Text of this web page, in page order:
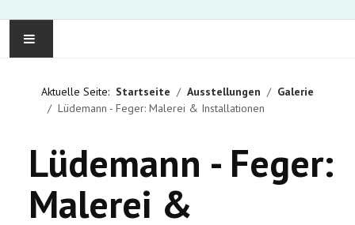
AUSSTELLUNGEN
WIR ÜBER UNS
Aktuelle Seite: Startseite Ausstellungen
Galerie
Lüdemann - Feger: Malerei & Installationen
Lüdemann - Feger:
Malerei &